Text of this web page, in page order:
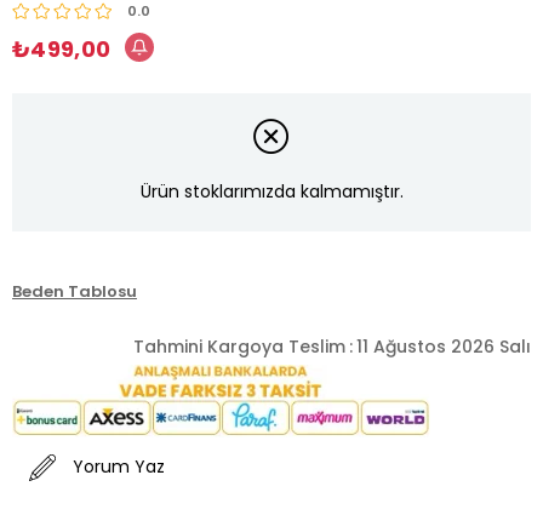
0.0
₺499,00
Ürün stoklarımızda kalmamıştır.
Beden Tablosu
Tahmini Kargoya Teslim :11 Ağustos 2026 Salı
Yorum Yaz